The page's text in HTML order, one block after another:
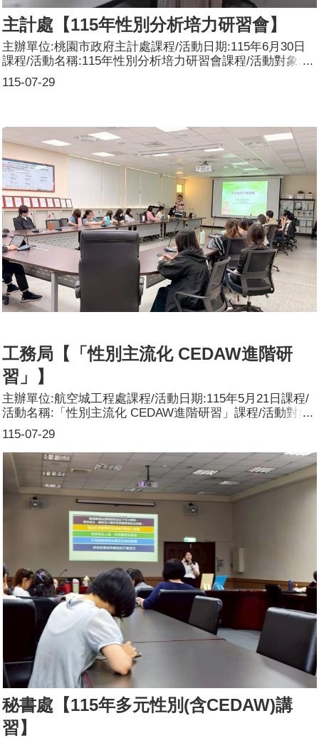
主計處【115年性別分析培力研習會】
115-07-29
主辦單位:桃園市政府主計處課程/活動日期:115年6月30日
課程/活動名稱:115年性別分析培力研習會課程/活動對象:本
府各一級機關本年撰擬及116年預定撰擬性別分析之同仁辦
理形式:研習會課程/活動簡介(大綱):為協助本府各機關精進
握，爰辦理本次研習會。課程並就各機關預擬之性別分析題
目及大綱進行交流，由講師提供題目調整、資料面向擴充及
分析深化等建議，以提升性別分析品質。參加人數:共51
人，分別為男性：16人；女性：35人，其他：0人。講師資
料: (1)姓名：許雅惠(2)職稱：國立暨南國際大學社會政策
與社會工作學系教授
工務局【「性別主流化 CEDAW進階研
習」】
115-07-29
主辦單位:航空城工程處課程/活動日期:115年5月21日課程/
活動名稱:「性別主流化 CEDAW進階研習」課程/活動對象:
本處公務人員、約聘僱人員及約用人員辦理形式:演講-實體
課程課程/活動簡介(大綱):以多元性別權益保障為主軸，結
合實務案例深入淺出地說明性別霸凌，CEDAW公約規定，
同志、跨性別、雙性人之權益，以及多元家庭等等議題，達
成多元性別平等，建構幸福社會。參加人數:共29人，分別
為男性：6人；女性：22人，其他：1人。講師資料:(1)姓
名：林承宇(2)職稱：世新大學教授
秘書處【115年多元性別(含CEDAW)講
習】